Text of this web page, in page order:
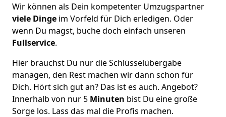
Wir können als Dein kompetenter Umzugspartner
viele Dinge im Vorfeld für Dich erledigen. Oder
wenn Du magst, buche doch einfach unseren
Fullservice.
Hier brauchst Du nur die Schlüsselübergabe
managen, den Rest machen wir dann schon für
Dich. Hört sich gut an? Das ist es auch. Angebot?
Innerhalb von nur 5 Minuten bist Du eine große
Sorge los. Lass das mal die Profis machen.